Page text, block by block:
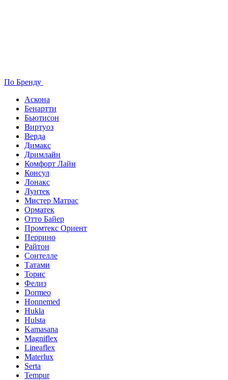
По Бренду
Аскона
Бенартти
Бьютисон
Виртуоз
Верда
Димакс
Дримлайн
Комфорт Лайн
Консул
Лонакс
Лунтек
Мистер Матрас
Орматек
Отто Байер
Промтекс Ориент
Перрино
Райтон
Сонтелле
Татами
Торис
Фелиз
Dormeo
Honnemed
Hukla
Hulsta
Kamasana
Magniflex
Lineaflex
Materlux
Serta
Tempur